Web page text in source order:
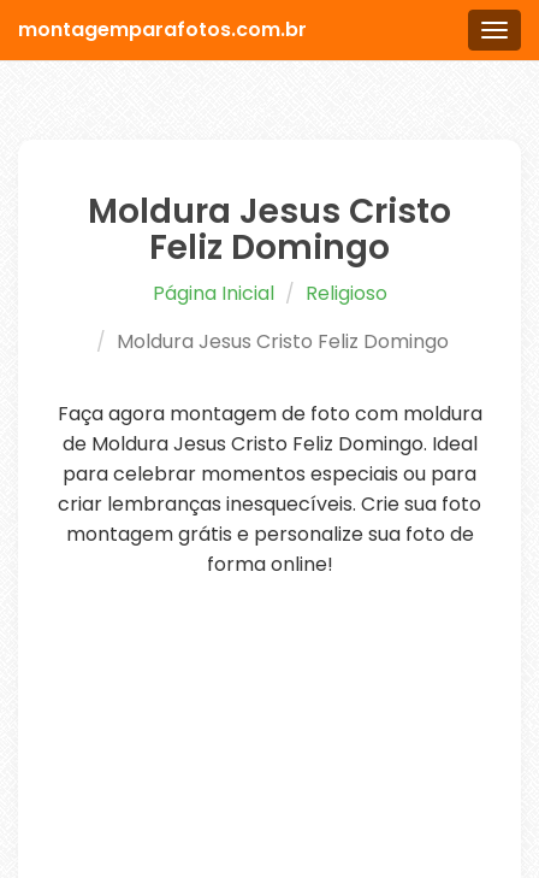
Menu
montagemparafotos.com.br
Moldura Jesus Cristo
Feliz Domingo
Página Inicial
Religioso
Moldura Jesus Cristo Feliz Domingo
Faça agora montagem de foto com moldura
de Moldura Jesus Cristo Feliz Domingo. Ideal
para celebrar momentos especiais ou para
criar lembranças inesquecíveis. Crie sua foto
montagem grátis e personalize sua foto de
forma online!